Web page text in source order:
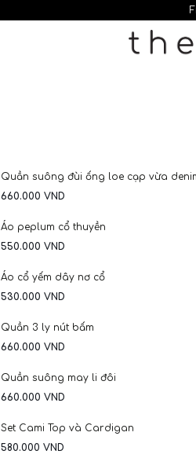
NEW
Quần suông đùi ống loe cạp vừa
660.000 VND
Áo peplum cổ thuyền
550.000 VND
HOT
Áo cổ yếm dây nơ cổ
530.000 VND
Quần 3 ly nút bấm
660.000 VND
HOT
Quần suông may li đôi
660.000 VND
Set Cami Top và Cardigan
580.000 VND